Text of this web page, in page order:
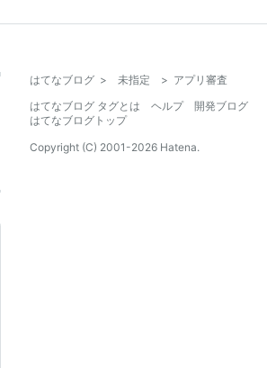
はてなブログ > 未指定 > アプリ審査
はてなブログ タグとは
ヘルプ
開発ブログ
はてなブログトップ
Copyright (C) 2001-2026 Hatena.